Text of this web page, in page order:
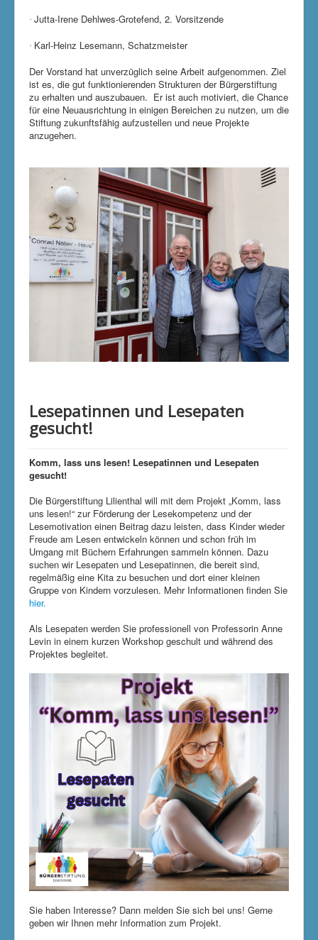
· Jutta-Irene Dehlwes-Grotefend, 2. Vorsitzende
· Karl-Heinz Lesemann, Schatzmeister
Der Vorstand hat unverzüglich seine Arbeit aufgenommen. Ziel
ist es, die gut funktionierenden Strukturen der Bürgerstiftung
zu erhalten und auszubauen. Er ist auch motiviert, die Chance
für eine Neuausrichtung in einigen Bereichen zu nutzen, um die
Stiftung zukunftsfähig aufzustellen und neue Projekte
anzugehen.
Lesepatinnen und Lesepaten
gesucht!
Komm, lass uns lesen! Lesepatinnen und Lesepaten
gesucht!
Die Bürgerstiftung Lilienthal will mit dem Projekt „Komm, lass
uns lesen!“ zur Förderung der Lesekompetenz und der
Lesemotivation einen Beitrag dazu leisten, dass Kinder wieder
Freude am Lesen entwickeln können und schon früh im
Umgang mit Büchern Erfahrungen sammeln können. Dazu
suchen wir Lesepaten und Lesepatinnen, die bereit sind,
regelmäßig eine Kita zu besuchen und dort einer kleinen
Gruppe von Kindern vorzulesen. Mehr Informationen finden Sie
hier.
Als Lesepaten werden Sie professionell von Professorin Anne
Levin in einem kurzen Workshop geschult und während des
Projektes begleitet.
Sie haben Interesse? Dann melden Sie sich bei uns! Gerne
geben wir Ihnen mehr Information zum Projekt.